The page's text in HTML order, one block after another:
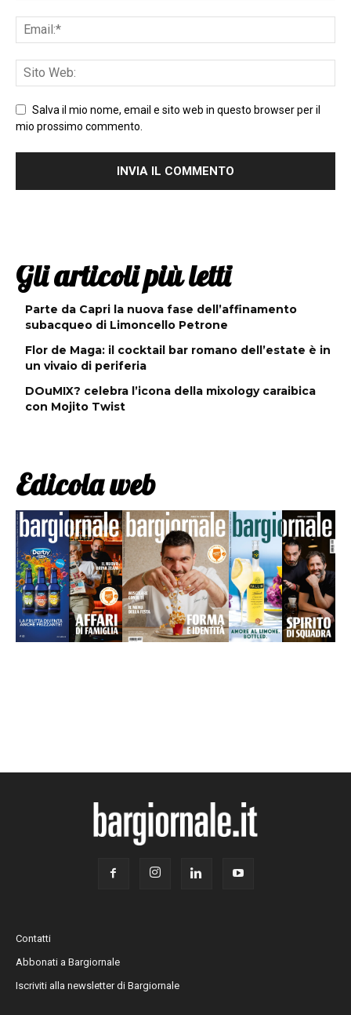
Salva il mio nome, email e sito web in questo browser per il
mio prossimo commento.
Gli articoli più letti
Parte da Capri la nuova fase dell’affinamento
subacqueo di Limoncello Petrone
Flor de Maga: il cocktail bar romano dell’estate è in
un vivaio di periferia
DOuMIX? celebra l’icona della mixology caraibica
con Mojito Twist
Edicola web
Contatti
Abbonati a Bargiornale
Iscriviti alla newsletter di Bargiornale